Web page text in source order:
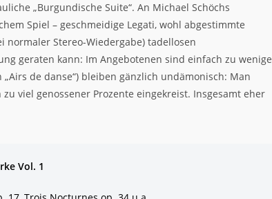
„Burgundische Suite“. An Michael Schöchs
Spiel – geschmeidige Legati, wohl abgestimmte
Stereo-Wiedergabe) tadellosen
geraten kann: Im Angebotenen sind einfach zu wenige
de danse“) bleiben gänzlich undämonisch: Man
viel genossener Prozente eingekreist. Insgesamt eher
Vol. 1